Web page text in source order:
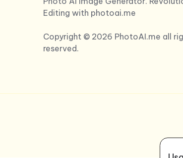
Editing with photoai.me
Copyright © 2026 PhotoAI.me all
reserved.